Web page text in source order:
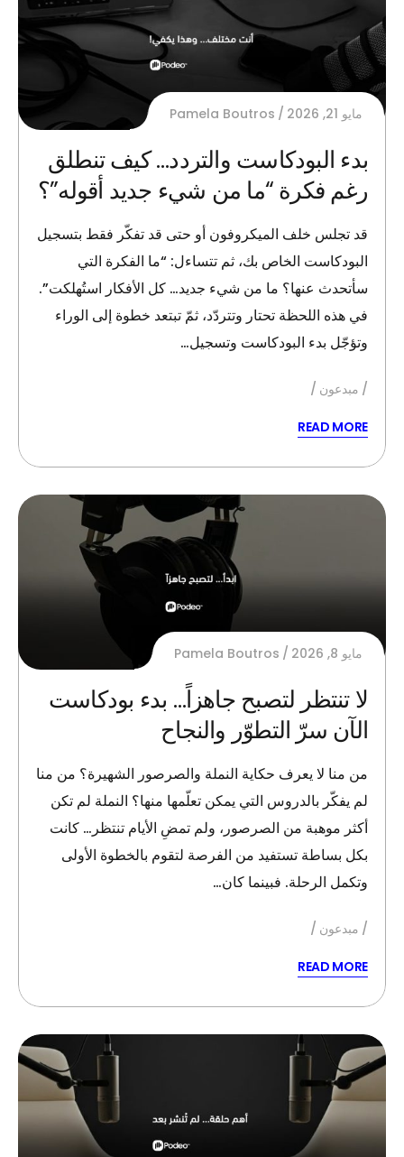
مايو 21, 2026 Pamela Boutros
بدء البودكاست والتردد… كيف تنطلق
رغم فكرة “ما من شيء جديد أقوله”؟
قد تجلس خلف الميكروفون أو حتى قد تفكّر فقط بتسجيل
البودكاست الخاص بك، ثم تتساءل: “ما الفكرة التي
سأتحدث عنها؟ ما من شيء جديد… كل الأفكار استُهلكت”.
في هذه اللحظة تحتار وتتردّد، ثمّ تبتعد خطوة إلى الوراء
وتؤجّل بدء البودكاست وتسجيل…
مبدعون
READ MORE
مايو 8, 2026 Pamela Boutros
لا تنتظر لتصبح جاهزاً… بدء بودكاست
الآن سرّ التطوّر والنجاح
من منا لا يعرف حكاية النملة والصرصور الشهيرة؟ من منا
لم يفكّر بالدروس التي يمكن تعلّمها منها؟ النملة لم تكن
أكثر موهبة من الصرصور، ولم تمضِ الأيام تنتظر… كانت
بكل بساطة تستفيد من الفرصة لتقوم بالخطوة الأولى
وتكمل الرحلة. فبينما كان…
مبدعون
READ MORE